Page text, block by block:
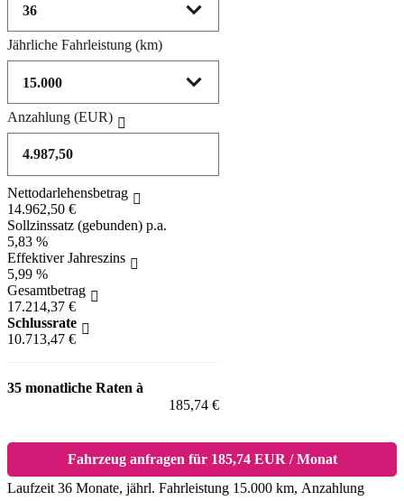
Jährliche Fahrleistung (km)
Anzahlung (EUR)
Nettodarlehensbetrag
14.962,50 €
Sollzinssatz (gebunden) p.a.
5,83 %
Effektiver Jahreszins
5,99 %
Gesamtbetrag
17.214,37 €
Schlussrate
10.713,47 €
35 monatliche Raten à
185,74 €
Fahrzeug anfragen für 185,74 EUR / Monat
Laufzeit 36 Monate, jährl. Fahrleistung 15.000 km, Anzahlung